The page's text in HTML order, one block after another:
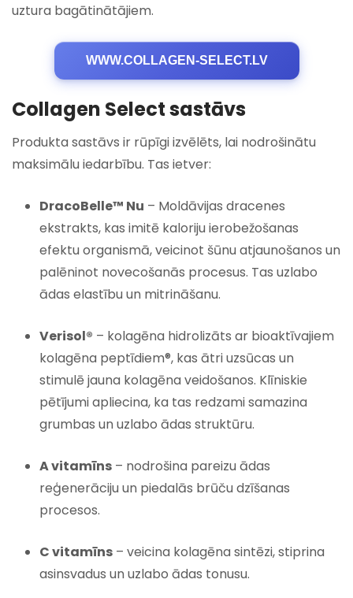
uztura bagātinātājiem.
WWW.COLLAGEN-SELECT.LV
Collagen Select sastāvs
Produkta sastāvs ir rūpīgi izvēlēts, lai nodrošinātu
maksimālu iedarbību. Tas ietver:
DracoBelle™ Nu – Moldāvijas dracenes
ekstrakts, kas imitē kaloriju ierobežošanas
efektu organismā, veicinot šūnu atjaunošanos un
palēninot novecošanās procesus. Tas uzlabo
ādas elastību un mitrināšanu.
Verisol® – kolagēna hidrolizāts ar bioaktīvajiem
kolagēna peptīdiem®, kas ātri uzsūcas un
stimulē jauna kolagēna veidošanos. Klīniskie
pētījumi apliecina, ka tas redzami samazina
grumbas un uzlabo ādas struktūru.
A vitamīns – nodrošina pareizu ādas
reģenerāciju un piedalās brūču dzīšanas
procesos.
C vitamīns – veicina kolagēna sintēzi, stiprina
asinsvadus un uzlabo ādas tonusu.